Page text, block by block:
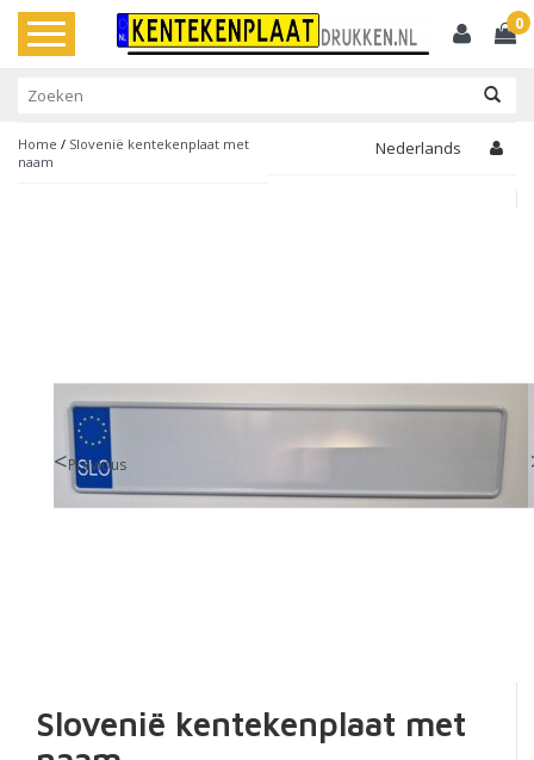
Toggle
navigation
0
Home / Slovenië kentekenplaat met
naam
Nederlands
Previous
Slovenië kentekenplaat met